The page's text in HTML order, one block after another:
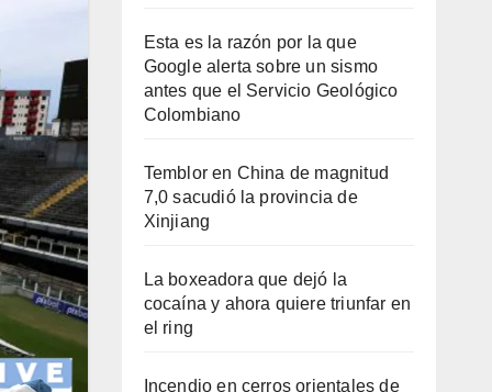
Esta es la razón por la que
Google alerta sobre un sismo
antes que el Servicio Geológico
Colombiano
Temblor en China de magnitud
7,0 sacudió la provincia de
Xinjiang
La boxeadora que dejó la
cocaína y ahora quiere triunfar en
el ring​
Incendio en cerros orientales de